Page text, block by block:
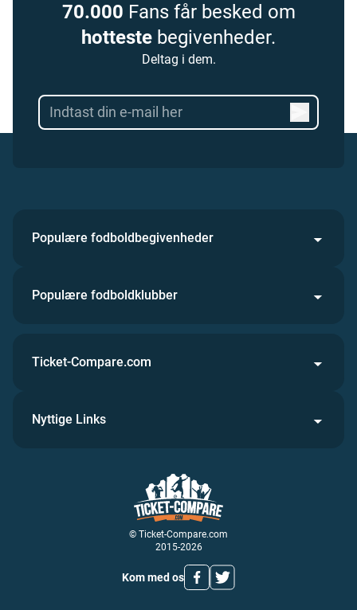
70.000 Fans får besked om
hotteste begivenheder.
Deltag i dem.
Populære fodboldbegivenheder
Populære fodboldklubber
© Ticket-Compare.com
2015-2026
Kom med os
Ticket-Compare.com
Nyttige Links